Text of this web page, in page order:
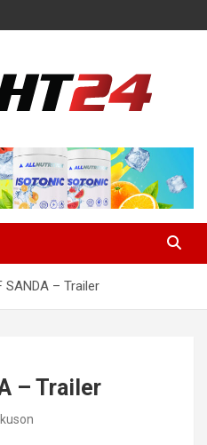
i K-1, UFC
SANDA – Trailer
– Trailer